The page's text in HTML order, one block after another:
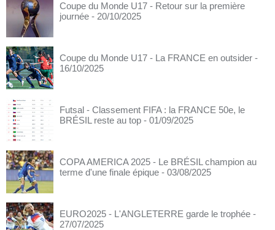
Coupe du Monde U17 - Retour sur la première
journée - 20/10/2025
Coupe du Monde U17 - La FRANCE en outsider -
16/10/2025
Futsal - Classement FIFA : la FRANCE 50e, le
BRÉSIL reste au top - 01/09/2025
COPA AMERICA 2025 - Le BRÉSIL champion au
terme d'une finale épique - 03/08/2025
EURO2025 - L'ANGLETERRE garde le trophée -
27/07/2025